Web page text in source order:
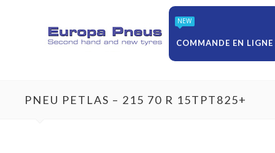
NEW
COMMANDE EN LIGNE
PNEU PETLAS – 215 70 R 15TPT825+